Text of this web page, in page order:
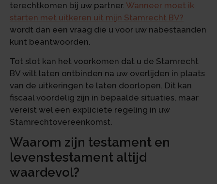
terechtkomen bij uw partner. Wanneer moet ik
starten met uitkeren uit mijn Stamrecht BV?
wordt dan een vraag die u voor uw nabestaanden
kunt beantwoorden.
Tot slot kan het voorkomen dat u de Stamrecht
BV wilt laten ontbinden na uw overlijden in plaats
van de uitkeringen te laten doorlopen. Dit kan
fiscaal voordelig zijn in bepaalde situaties, maar
vereist wel een expliciete regeling in uw
Stamrechtovereenkomst.
Waarom zijn testament en
levenstestament altijd
waardevol?